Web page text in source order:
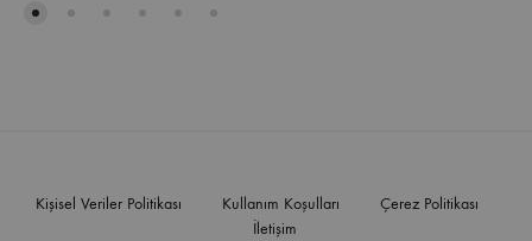
Kişisel Veriler Politikası Kullanım Koşulları
Çerez Politikası
İletişim